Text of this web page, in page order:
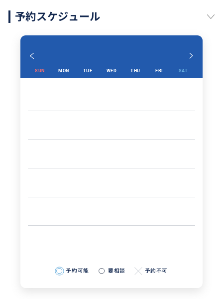
予約スケジュール
SUN MON TUE WED THU FRI SAT
予約可能 要相談 予約不可